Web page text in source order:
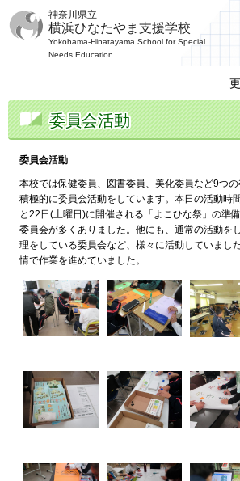
神奈川県立
横浜ひなたやま支援学校
Yokohama-Hinatayama School for Special
Needs Education
委員会活動
委員会活動
本校では保健委員、図書委員、美化委員など9つ
積極的に委員会活動をしています。本日の活動時
と22日(土曜日)に開催される「よこひな祭」の準
委員会が多くありました。他にも、通常の活動を
理をしている委員会など、様々に活動していまし
情で作業を進めていました。